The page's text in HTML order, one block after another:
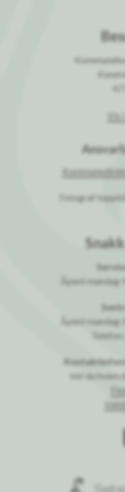
Vis
Fotograf
Åpent
Åpent
Telefon:
Vet du hvem